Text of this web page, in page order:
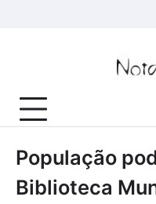
População
Biblioteca